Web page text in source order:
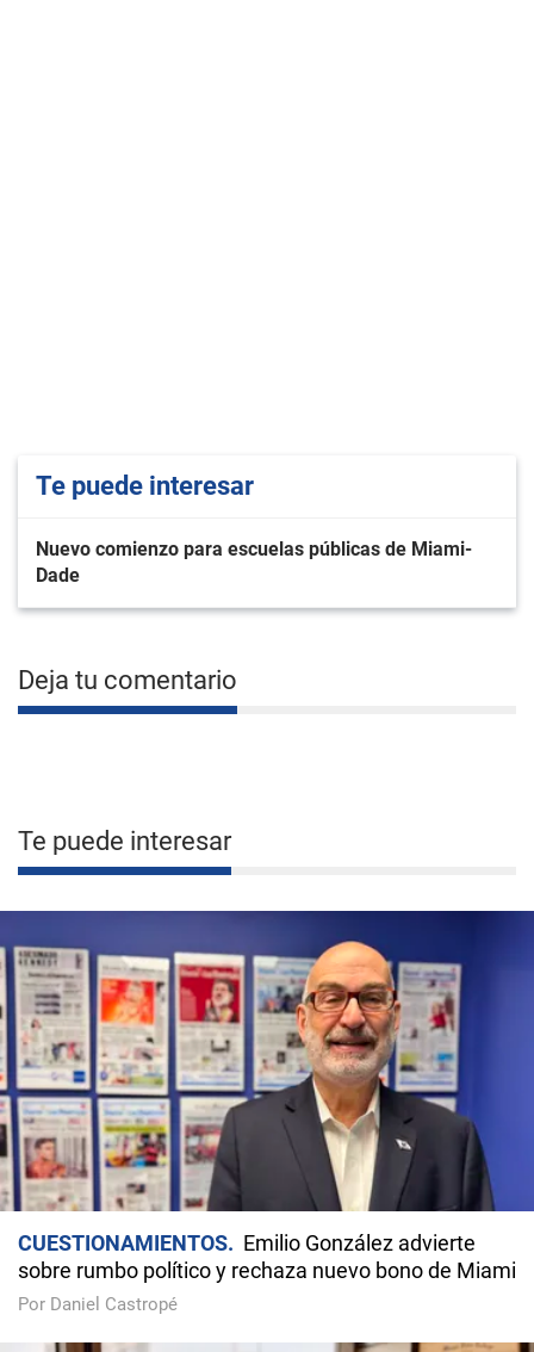
Te puede interesar
Nuevo comienzo para escuelas públicas de Miami-
Dade
Deja tu comentario
Te puede interesar
CUESTIONAMIENTOS
Emilio González advierte
sobre rumbo político y rechaza nuevo bono de Miami
Por Daniel Castropé